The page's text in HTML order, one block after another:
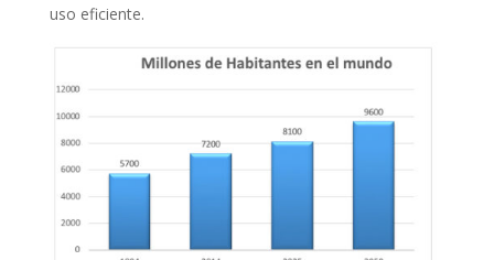
uso eficiente.